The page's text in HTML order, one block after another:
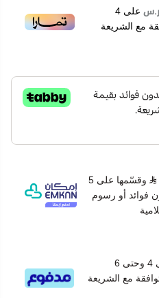
على 4
مع الشريعة
وقسّمها على 5
فوائد أو رسوم
قسم دفعاتك بطريقة ميسرة إلى 4 وحتى 6
مع الشريعة